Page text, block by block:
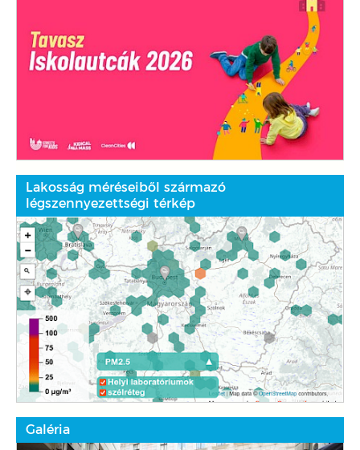
Lakosság méréseiből származó
légszennyezettségi térkép
Galéria